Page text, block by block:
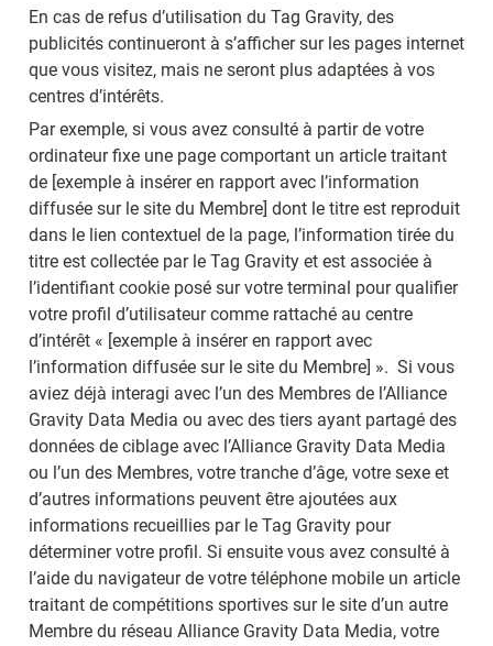
En cas de refus d’utilisation du Tag Gravity, des
publicités continueront à s’afficher sur les pages internet
que vous visitez, mais ne seront plus adaptées à vos
centres d’intérêts.
Par exemple, si vous avez consulté à partir de votre
ordinateur fixe une page comportant un article traitant
de [exemple à insérer en rapport avec l’information
diffusée sur le site du Membre] dont le titre est reproduit
dans le lien contextuel de la page, l’information tirée du
titre est collectée par le Tag Gravity et est associée à
l’identifiant cookie posé sur votre terminal pour qualifier
votre profil d’utilisateur comme rattaché au centre
d’intérêt « [exemple à insérer en rapport avec
l’information diffusée sur le site du Membre] ».  Si vous
aviez déjà interagi avec l’un des Membres de l’Alliance
Gravity Data Media ou avec des tiers ayant partagé des
données de ciblage avec l’Alliance Gravity Data Media
ou l’un des Membres, votre tranche d’âge, votre sexe et
d’autres informations peuvent être ajoutées aux
informations recueillies par le Tag Gravity pour
déterminer votre profil. Si ensuite vous avez consulté à
l’aide du navigateur de votre téléphone mobile un article
traitant de compétitions sportives sur le site d’un autre
Membre du réseau Alliance Gravity Data Media, votre